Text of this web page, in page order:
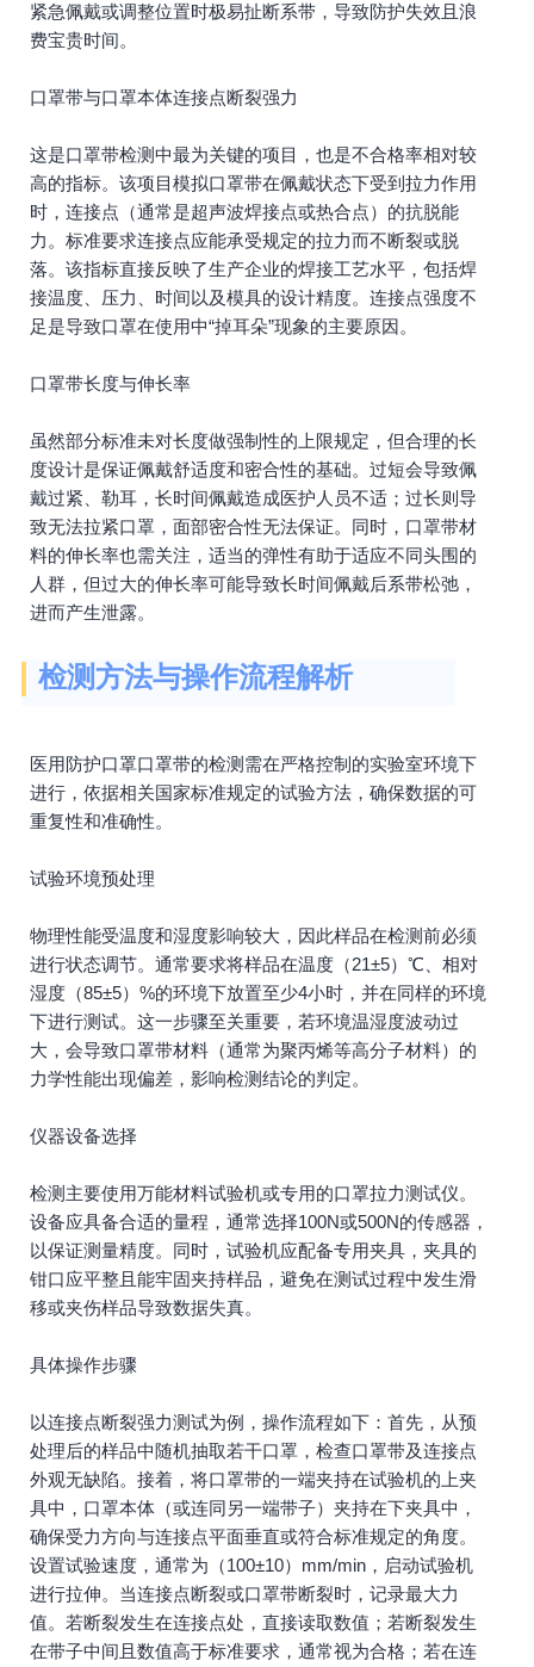
紧急佩戴或调整位置时极易扯断系带，导致防护失效且浪
费宝贵时间。
口罩带与口罩本体连接点断裂强力
这是口罩带检测中最为关键的项目，也是不合格率相对较
高的指标。该项目模拟口罩带在佩戴状态下受到拉力作用
时，连接点（通常是超声波焊接点或热合点）的抗脱能
力。标准要求连接点应能承受规定的拉力而不断裂或脱
落。该指标直接反映了生产企业的焊接工艺水平，包括焊
接温度、压力、时间以及模具的设计精度。连接点强度不
足是导致口罩在使用中“掉耳朵”现象的主要原因。
口罩带长度与伸长率
虽然部分标准未对长度做强制性的上限规定，但合理的长
度设计是保证佩戴舒适度和密合性的基础。过短会导致佩
戴过紧、勒耳，长时间佩戴造成医护人员不适；过长则导
致无法拉紧口罩，面部密合性无法保证。同时，口罩带材
料的伸长率也需关注，适当的弹性有助于适应不同头围的
人群，但过大的伸长率可能导致长时间佩戴后系带松弛，
进而产生泄露。
检测方法与操作流程解析
医用防护口罩口罩带的检测需在严格控制的实验室环境下
进行，依据相关国家标准规定的试验方法，确保数据的可
重复性和准确性。
试验环境预处理
物理性能受温度和湿度影响较大，因此样品在检测前必须
进行状态调节。通常要求将样品在温度（21±5）℃、相对
湿度（85±5）%的环境下放置至少4小时，并在同样的环境
下进行测试。这一步骤至关重要，若环境温湿度波动过
大，会导致口罩带材料（通常为聚丙烯等高分子材料）的
力学性能出现偏差，影响检测结论的判定。
仪器设备选择
检测主要使用万能材料试验机或专用的口罩拉力测试仪。
设备应具备合适的量程，通常选择100N或500N的传感器，
以保证测量精度。同时，试验机应配备专用夹具，夹具的
钳口应平整且能牢固夹持样品，避免在测试过程中发生滑
移或夹伤样品导致数据失真。
具体操作步骤
以连接点断裂强力测试为例，操作流程如下：首先，从预
处理后的样品中随机抽取若干口罩，检查口罩带及连接点
外观无缺陷。接着，将口罩带的一端夹持在试验机的上夹
具中，口罩本体（或连同另一端带子）夹持在下夹具中，
确保受力方向与连接点平面垂直或符合标准规定的角度。
设置试验速度，通常为（100±10）mm/min，启动试验机
进行拉伸。当连接点断裂或口罩带断裂时，记录最大力
值。若断裂发生在连接点处，直接读取数值；若断裂发生
在带子中间且数值高于标准要求，通常视为合格；若在连